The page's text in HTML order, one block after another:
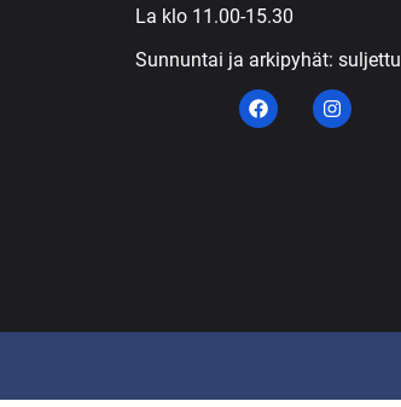
La klo 11.00-15.30
Sunnuntai ja arkipyhät: suljettu